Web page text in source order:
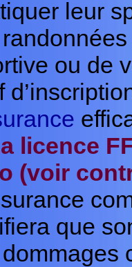
leur
ou de
licence
(voir
que